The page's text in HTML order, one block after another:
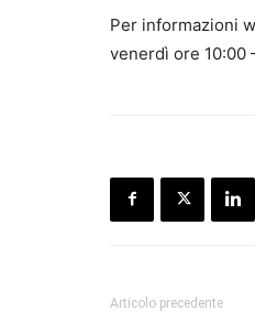
Per informazioni
venerdì ore 10:00
Articolo precedente